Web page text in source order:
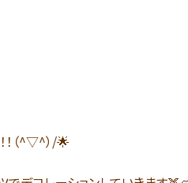
！（^▽^）/🌟